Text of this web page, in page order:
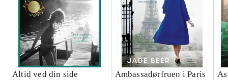
Altid ved din side
Ambassadørfruen i Paris